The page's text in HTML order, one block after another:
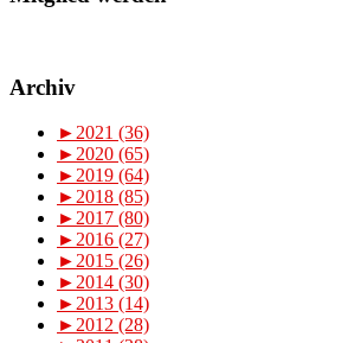
Archiv
► 2021 (36)
► 2020 (65)
► 2019 (64)
► 2018 (85)
► 2017 (80)
► 2016 (27)
► 2015 (26)
► 2014 (30)
► 2013 (14)
► 2012 (28)